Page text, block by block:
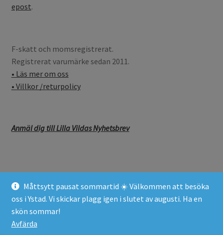
Måttsytt pausat sommartid ☀️ Välkommen att besöka
oss i Ystad. Vi skickar plagg igen i slutet av augusti. Ha en
skön sommar!
Avfärda
epost.
F-skatt och momsregistrerat.
Registrerat varumärke sedan 2011.
• Läs mer om oss
• Villkor /returpolicy
Anmäl dig till Lilla Vildas Nyhetsbrev
© Lilla Vilda 2026
GDPR (General Data Protection Regulation)
Byggt med
WooCommerce